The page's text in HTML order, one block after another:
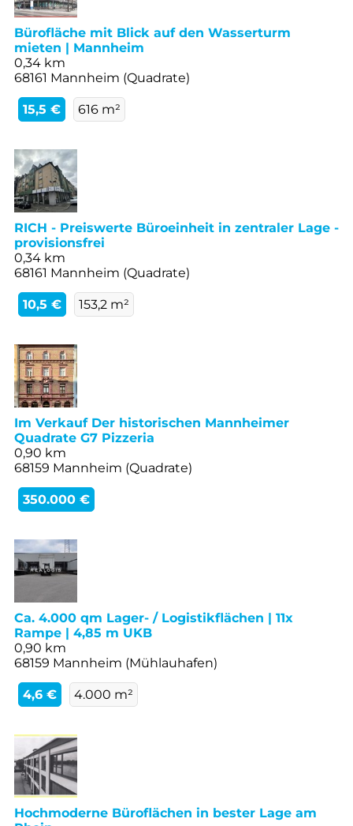
Bürofläche mit Blick auf den Wasserturm
mieten | Mannheim
0,34 km
68161 Mannheim (Quadrate)
15,5 € 616 m²
RICH - Preiswerte Büroeinheit in zentraler Lage -
provisionsfrei
0,34 km
68161 Mannheim (Quadrate)
10,5 € 153,2 m²
Im Verkauf Der historischen Mannheimer
Quadrate G7 Pizzeria
0,90 km
68159 Mannheim (Quadrate)
350.000 €
Ca. 4.000 qm Lager- / Logistikflächen | 11x
Rampe | 4,85 m UKB
0,90 km
68159 Mannheim (Mühlauhafen)
4,6 € 4.000 m²
Hochmoderne Büroflächen in bester Lage am